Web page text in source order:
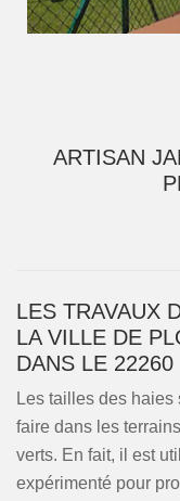
ARTISAN
LES TRAVAUX
LA VILLE DE
DANS LE 22260
Les tailles des
faire dans les
verts. En fait, il est
expérimenté pour